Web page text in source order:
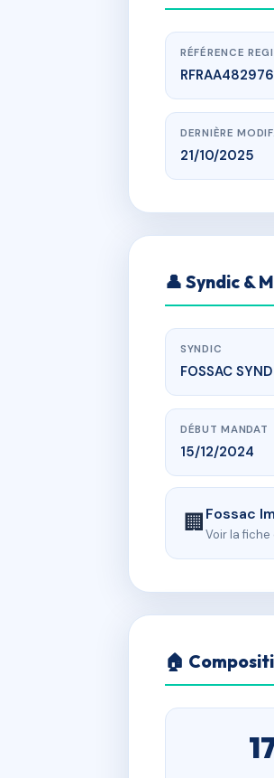
RÉFÉRENCE
DERNIÈRE MODIF.
21/10/2025
👤 Syndic &
SYNDIC
FOSSAC
DÉBUT MANDAT
15/12/2024
🏢Fossac
Voir la
🏠